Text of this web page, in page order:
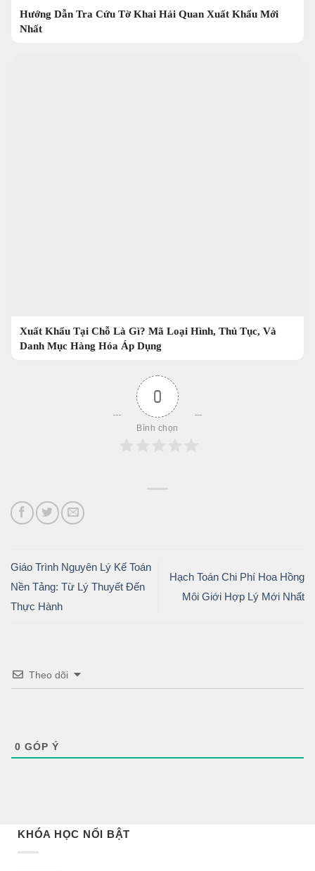
Hướng Dẫn Tra Cứu Tờ Khai Hải Quan Xuất Khẩu Mới
Nhất
Xuất Khẩu Tại Chỗ Là Gì? Mã Loại Hình, Thủ Tục, Và
Danh Mục Hàng Hóa Áp Dụng
0
Bình chọn
Giáo Trình Nguyên Lý Kế Toán
Nền Tảng: Từ Lý Thuyết Đến
Thực Hành
Hạch Toán Chi Phí Hoa Hồng
Môi Giới Hợp Lý Mới Nhất
Theo dõi
0 GÓP Ý
KHÓA HỌC NỔI BẬT